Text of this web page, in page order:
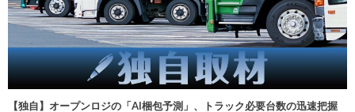
【独自】オープンロジの「AI梱包予測」、トラック必要台数の迅速把握